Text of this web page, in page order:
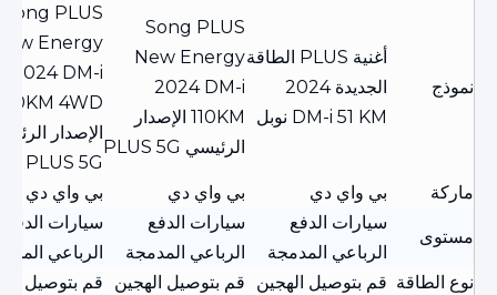
نموذج
أغنية PLUS الطاقة
الجديدة 2024
DM-i 51 KM نوبل
Song PLUS
New Energy
2024 DM-i
110KM الإصدار
الرئيسي PLUS 5G
Song PLUS
Energy
2024 DM-i
4WD
الإصدار
PLUS 5G
ماركة
بي واي دي بي واي دي بي واي دي
مستوى
سيارات الدفع
الرباعي المدمجة
سيارات الدفع
الرباعي المدمجة
سيارات الدفع
الرباعي
نوع الطاقة قم بتوصيل الهجين قم بتوصيل الهجين
قم بتوصيل